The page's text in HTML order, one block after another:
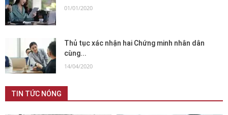
01/01/2020
Thủ tục xác nhận hai Chứng minh nhân dân
cùng...
14/04/2020
TIN TỨC NÓNG